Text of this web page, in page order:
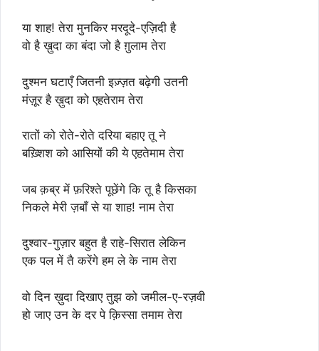
या शाह! तेरा मुनकिर मरदूदे-एज़िदी है
वो है ख़ुदा का बंदा जो है ग़ुलाम तेरा
दुश्मन घटाएँ जितनी इज़्ज़त बढ़ेगी उतनी
मंज़ूर है ख़ुदा को एहतेराम तेरा
रातों को रोते-रोते दरिया बहाए तू ने
बख़्शिश को आसियों की ये एहतेमाम तेरा
जब क़ब्र में फ़रिश्ते पूछेंगे कि तू है किसका
निकले मेरी ज़बाँ से या शाह! नाम तेरा
दुश्वार-गुज़ार बहुत है राहे-सिरात लेकिन
एक पल में तै करेंगे हम ले के नाम तेरा
वो दिन ख़ुदा दिखाए तुझ को जमील-ए-रज़वी
हो जाए उन के दर पे क़िस्सा तमाम तेरा